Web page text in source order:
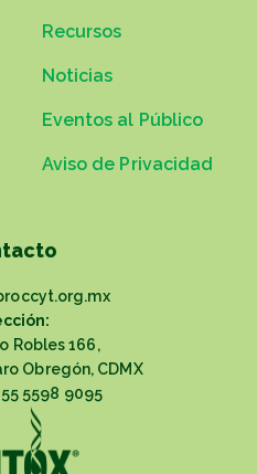
Recursos
Noticias
Eventos al Público
Aviso de Privacidad
Robles 166,
Obregón, CDMX
55 5598 9095